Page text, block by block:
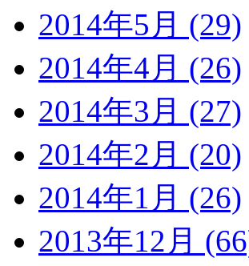
2014年5月 (29)
2014年4月 (26)
2014年3月 (27)
2014年2月 (20)
2014年1月 (26)
2013年12月